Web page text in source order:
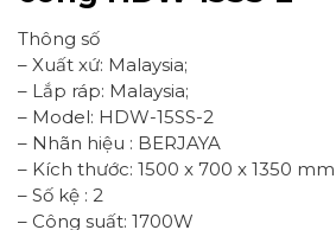
Thông số
– Xuất xứ: Malaysia;
– Lắp ráp: Malaysia;
– Model: HDW-15SS-2
– Nhãn hiệu : BERJAYA
– Kích thước: 1500 x 700 x 1350 mm
– Số kệ : 2
– Công suất: 1700W